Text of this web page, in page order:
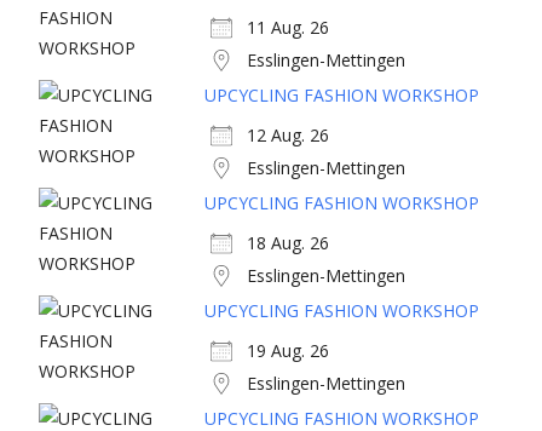
11 Aug. 26
Esslingen-Mettingen
UPCYCLING FASHION WORKSHOP
12 Aug. 26
Esslingen-Mettingen
UPCYCLING FASHION WORKSHOP
18 Aug. 26
Esslingen-Mettingen
UPCYCLING FASHION WORKSHOP
19 Aug. 26
Esslingen-Mettingen
UPCYCLING FASHION WORKSHOP